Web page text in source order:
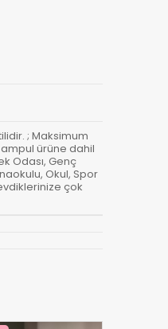
; Maksimum
ürüne dahil
Odası, Genç
Okul, Spor
çok